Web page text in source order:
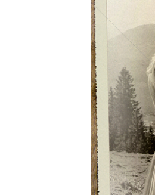
Konzerne
Epoche